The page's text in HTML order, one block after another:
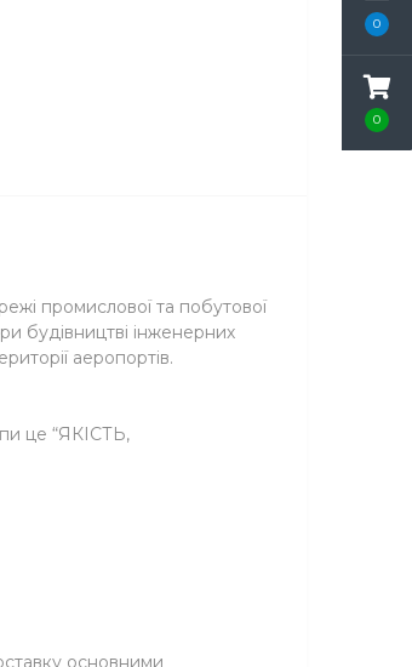
0
0
промислової та побутової
будівництві інженерних
аеропортів.
це “ЯКІСТЬ,
основними